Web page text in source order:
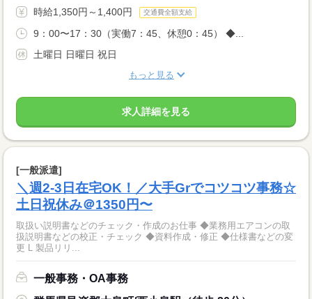
時給1,350円～1,400円 交通費全額支給
9：00〜17：30（実働7：45、休憩0：45） ◆...
土曜日 日曜日 祝日
もっと見る
求人詳細を見る
[一般派遣]
＼週2-3日在宅OK！／大手Grでコツコツ事務☆
土日祝休み＠1350円〜
取扱い説明書などのチェック・作成のお仕事 ◆業務用エアコンの取
扱説明書などの校正・チェック ◆資料作成・修正 ◆仕様書などの変
更 L 製品リリ...
一般事務・OA事務